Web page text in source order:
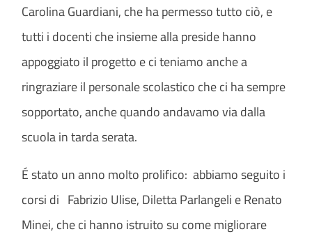
Carolina Guardiani, che ha permesso tutto ciò, e
tutti i docenti che insieme alla preside hanno
appoggiato il progetto e ci teniamo anche a
ringraziare il personale scolastico che ci ha sempre
sopportato, anche quando andavamo via dalla
scuola in tarda serata.
É stato un anno molto prolifico: abbiamo seguito i
corsi di Fabrizio Ulise, Diletta Parlangeli e Renato
Minei, che ci hanno istruito su come migliorare